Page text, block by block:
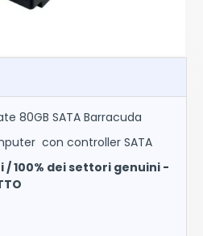
80GB SATA Barracuda
con controller SATA
100% dei settori genuini -